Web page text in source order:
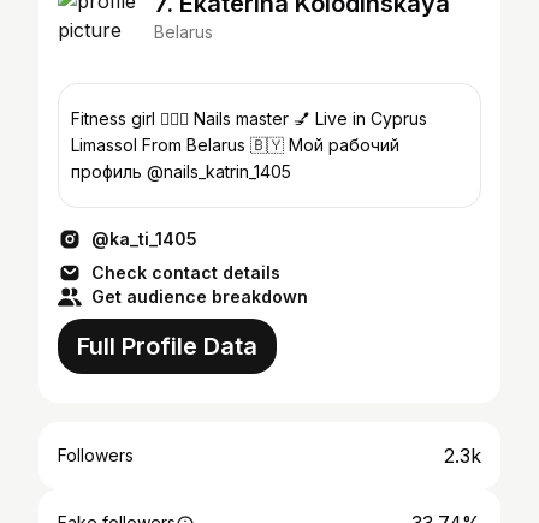
Belarus
Fitness girl 🏋🏻‍♀️ Nails master 💅 Live in Cyprus
Limassol From Belarus 🇧🇾 Мой рабочий
профиль @nails_katrin_1405
@ka_ti_1405
Check contact details
Get audience breakdown
Full Profile Data
Followers 2.3k